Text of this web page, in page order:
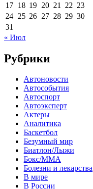
17 18 19 20 21 22 23
24 25 26 27 28 29 30
31
« Июл
Рубрики
Автоновости
Автособытия
Автоспорт
Автоэксперт
Актеры
Аналитика
Баскетбол
Безумный мир
Биатлон/Лыжи
Бокс/MMA
Болезни и лекарства
В мире
В России